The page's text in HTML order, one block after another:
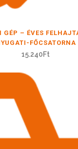
– ÉVES
FŐCSATORNA
15.240Ft